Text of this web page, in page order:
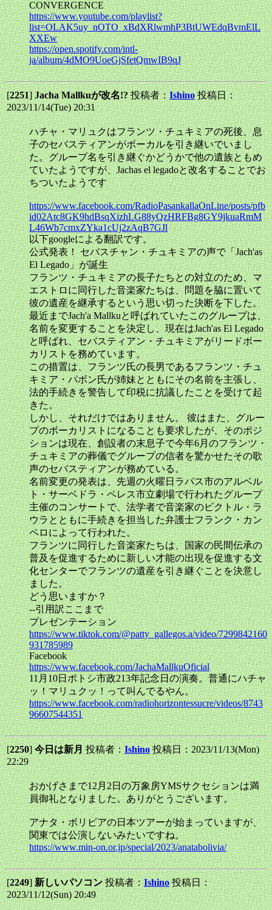
CONVERGENCE
https://www.youtube.com/playlist?
list=OLAK5uy_nOTO_xBdXRlwmhP3BtUWEdqBvmElL
XXEw
https://open.spotify.com/intl-
ja/album/4dMO9UoeGjSfetQmwIB9qJ
[2251]Jacha Mallkuが改名!?投稿者：Ishino 投稿日：
2023/11/14(Tue) 20:31
ハチャ・マリュクはフランツ・チュキミアの死後、息
子のセバスティアンがボーカルを引き継いでいまし
た。グループ名を引き継ぐかどうかで他の遺族ともめ
ていたようですが、Jachas el legadoと改名することでお
ちついたようです
https://www.facebook.com/RadioPasankallaOnLine/posts/pfb
id02Atc8GK9hdBsqXizhLG88yQzHRFBg8GY9jkuaRmM
L46Wb7cmxZYka1cUj2zAqB7GJl
以下googleによる翻訳です。
公式発表！ セバスチャン・チュキミアの声で「Jach'as
El Legado」が誕生
フランツ・チュキミアの長子たちとの対立のため、マ
エストロに同行した音楽家たちは、問題を脇に置いて
彼の遺産を継承するという思い切った決断を下した。
最近までJach'a Mallkuと呼ばれていたこのグループは、
名前を変更することを決定し、現在はJach'as El Legado
と呼ばれ、セバスティアン・チュキミアがリードボー
カリストを務めています。
この措置は、フランツ氏の長男であるフランツ・チュ
キミア・パボン氏が姉妹とともにその名前を主張し、
法的手続きを警告して印税に抗議したことを受けて起
きた。
しかし、それだけではありません。 彼はまた、グルー
プのボーカリストになることも要求したが、そのポジ
ションは現在、創設者の末息子で今年6月のフランツ・
チュキミアの葬儀でグループの信者を驚かせたその歌
声のセバスティアンが務めている。
名前変更の発表は、先週の火曜日ラパス市のアルベル
ト・サーベドラ・ペレス市立劇場で行われたグループ
主催のコンサートで、法学者で音楽家のビクトル・ラ
ウラとともに手続きを担当した弁護士フランク・カン
ペロによって行われた。
フランツに同行した音楽家たちは、国家の民間伝承の
普及を促進するために新しい才能の出現を促進する文
化センターでフランツの遺産を引き継ぐことを決意し
ました。
どう思いますか？
--引用訳ここまで
プレゼンテーション
https://www.tiktok.com/@patty_gallegos.a/video/7299842160
931785989
Facebook
https://www.facebook.com/JachaMallkuOficial
11月10日ポトシ市政213年記念日の演奏。普通にハチャ
ッ！マリュクッ！って叫んでるやん。
https://www.facebook.com/radiohorizontessucre/videos/8743
96607544351
[2250]今日は新月投稿者：Ishino 投稿日：2023/11/13(Mon)
22:29
おかげさまで12月2日の万象房YMSサクセションは満
員御礼となりました。ありがとうございます。
アナタ・ボリビアの日本ツアーが始まっていますが、
関東では公演しないみたいですね。
https://www.min-on.or.jp/special/2023/anatabolivia/
[2249]新しいパソコン投稿者：Ishino 投稿日：
2023/11/12(Sun) 20:49